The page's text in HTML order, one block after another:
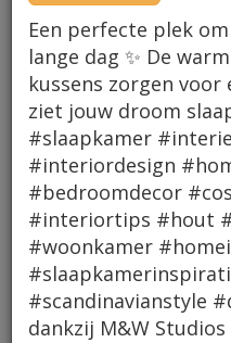
Een perfecte plek
lange dag ✨ De
kussens zorgen voor
ziet jouw droom
#slaapkamer
#interiordesign
#bedroomdecor
#interiortips #hout
#woonkamer
#scandinavianstyle
dankzij M&W Studios